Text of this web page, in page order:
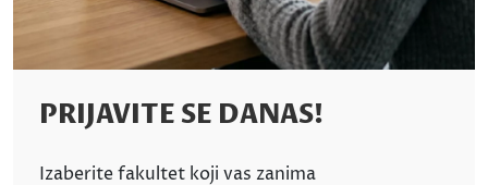
PRIJAVITE SE DANAS!
Izaberite fakultet koji vas zanima